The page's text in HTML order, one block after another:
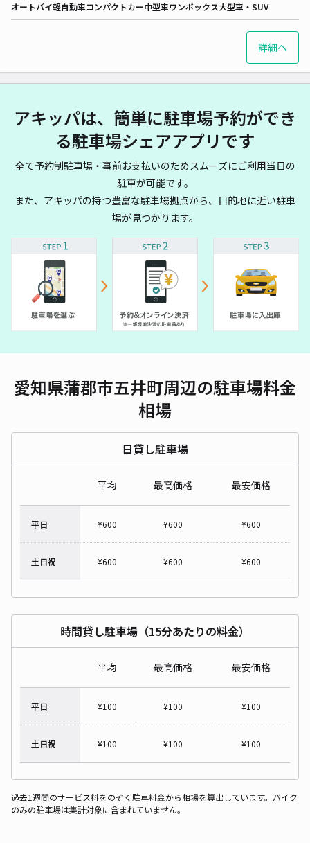
オートバイ軽自動車コンパクトカー中型車ワンボックス大型車・SUV
詳細へ
アキッパは、簡単に駐車場予約ができ
る駐車場シェアアプリです
全て予約制駐車場・事前お支払いのためスムーズにご利用当日の
駐車が可能です。
また、アキッパの持つ豊富な駐車場拠点から、目的地に近い駐車
場が見つかります。
愛知県蒲郡市五井町周辺の駐車場料金
相場
日貸し駐車場
平均 最高価格 最安価格
平日 ¥600 ¥600 ¥600
土日祝 ¥600 ¥600 ¥600
時間貸し駐車場（15分あたりの料金）
平均 最高価格 最安価格
平日 ¥100 ¥100 ¥100
土日祝 ¥100 ¥100 ¥100
過去1週間のサービス料をのぞく駐車料金から相場を算出しています。バイク
のみの駐車場は集計対象に含まれていません。